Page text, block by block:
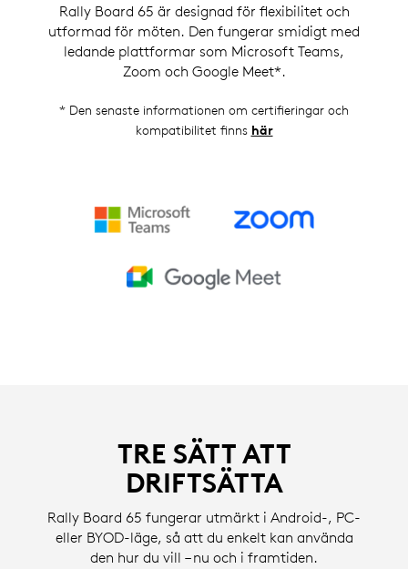
Rally Board 65 är designad för flexibilitet och
utformad för möten. Den fungerar smidigt med
ledande plattformar som Microsoft Teams,
Zoom och Google Meet*.
* Den senaste informationen om certifieringar och
kompatibilitet finns här
TRE SÄTT ATT
DRIFTSÄTTA
Rally Board 65 fungerar utmärkt i Android-, PC-
eller BYOD-läge, så att du enkelt kan använda
den hur du vill – nu och i framtiden.